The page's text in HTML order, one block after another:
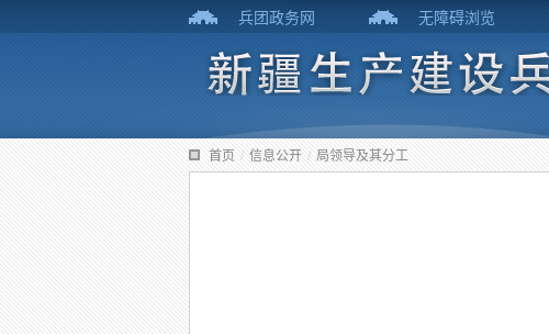
兵团政务网 无障碍浏览
首页 / 信息公开 / 局领导及其分工